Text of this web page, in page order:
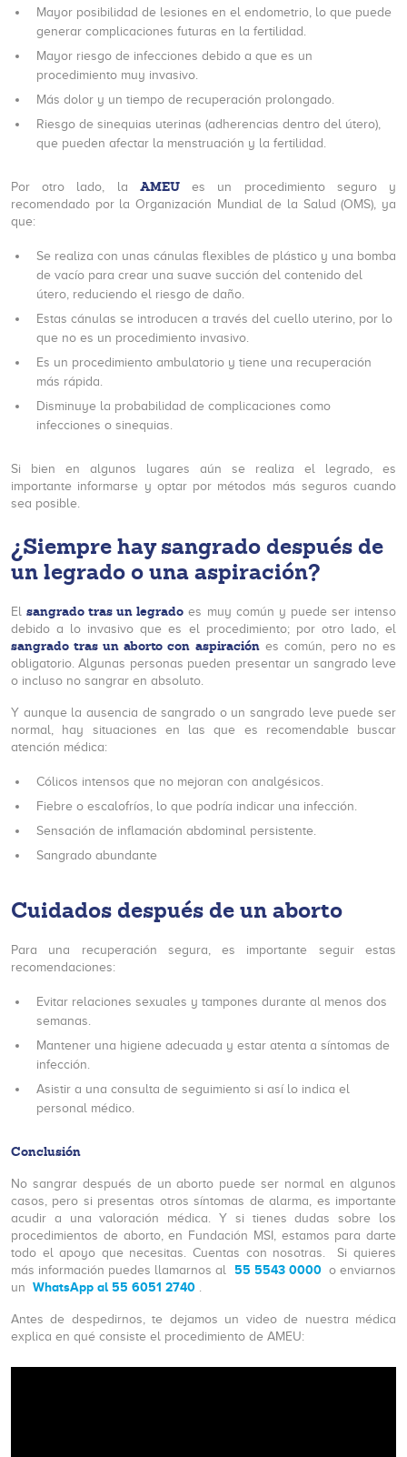
Mayor posibilidad de lesiones en el endometrio, lo que puede
generar complicaciones futuras en la fertilidad.
Mayor riesgo de infecciones debido a que es un
procedimiento muy invasivo.
Más dolor y un tiempo de recuperación prolongado.
Riesgo de sinequias uterinas (adherencias dentro del útero),
que pueden afectar la menstruación y la fertilidad.
Por otro lado, la AMEUes un procedimiento seguro y
recomendado por la Organización Mundial de la Salud (OMS), ya
que:
Se realiza con unas cánulas flexibles de plástico y una bomba
de vacío para crear una suave succión del contenido del
útero, reduciendo el riesgo de daño.
Estas cánulas se introducen a través del cuello uterino, por lo
que no es un procedimiento invasivo.
Es un procedimiento ambulatorio y tiene una recuperación
más rápida.
Disminuye la probabilidad de complicaciones como
infecciones o sinequias.
Si bien en algunos lugares aún se realiza el legrado, es
importante informarse y optar por métodos más seguros cuando
sea posible.
¿Siempre hay sangrado después de
un legrado o una aspiración?
Elsangrado tras un legrado es muy común y puede ser intenso
debido a lo invasivo que es el procedimiento; por otro lado, el
sangrado tras un aborto con aspiraciónes común, pero no es
obligatorio. Algunas personas pueden presentar un sangrado leve
o incluso no sangrar en absoluto.
Y aunque la ausencia de sangrado o un sangrado leve puede ser
normal, hay situaciones en las que es recomendable buscar
atención médica:
Cólicos intensos que no mejoran con analgésicos.
Fiebre o escalofríos, lo que podría indicar una infección.
Sensación de inflamación abdominal persistente.
Sangrado abundante
Cuidados después de un aborto
Para una recuperación segura, es importante seguir estas
recomendaciones:
Evitar relaciones sexuales y tampones durante al menos dos
semanas.
Mantener una higiene adecuada y estar atenta a síntomas de
infección.
Asistir a una consulta de seguimiento si así lo indica el
personal médico.
Conclusión
No sangrar después de un aborto puede ser normal en algunos
casos, pero si presentas otros síntomas de alarma, es importante
acudir a una valoración médica. Y si tienes dudas sobre los
procedimientos de aborto, en Fundación MSI, estamos para darte
todo el apoyo que necesitas. Cuentas con nosotras. Si quieres
más información puedes llamarnos al 55 5543 0000 o enviarnos
un WhatsApp al 55 6051 2740 .
Antes de despedirnos, te dejamos un video de nuestra médica
explica en qué consiste el procedimiento de AMEU: